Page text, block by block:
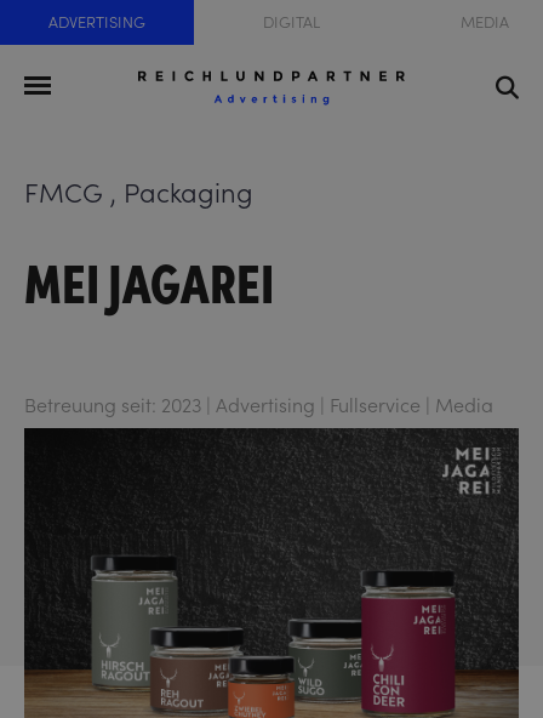
ADVERTISING DIGITAL MEDIA
FMCG , Packaging
MEI JAGAREI
Betreuung seit: 2023 | Advertising | Fullservice | Media